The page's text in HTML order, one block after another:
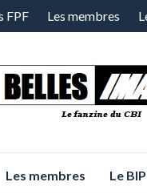
FPF Les membres
Les membres Le